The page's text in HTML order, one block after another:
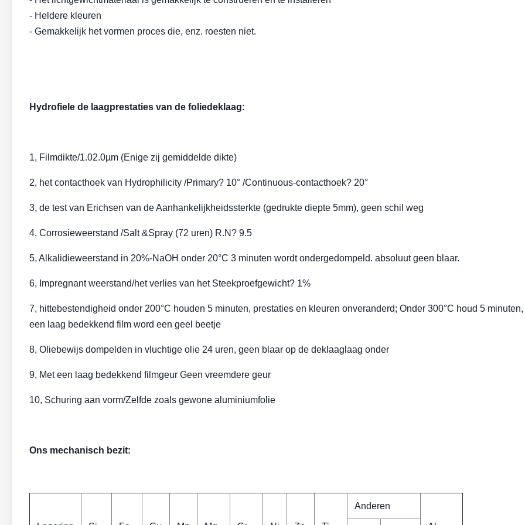
- Heldere kleuren
- Gemakkelijk het vormen proces die, enz. roesten niet.
Hydrofiele de laagprestaties van de foliedeklaag:
1, Filmdikte/1.02.0µm (Enige zij gemiddelde dikte)
2, het contacthoek van Hydrophilicity /Primary? 10° /Continuous-contacthoek? 20°
3, de test van Erichsen van de Aanhankelijkheidssterkte (gedrukte diepte 5mm), geen schil weg
4, Corrosieweerstand /Salt &Spray (72 uren) R.N? 9.5
5, Alkalidieweerstand in 20%-NaOH onder 20°C 3 minuten wordt ondergedompeld. absoluut geen blaar.
6, Impregnant weerstand/het verlies van het Steekproefgewicht? 1%
7, hittebestendigheid onder 200°C houden 5 minuten, prestaties en kleuren onveranderd; Onder 300°C houd 5 minuten,
een laag bedekkend film word een geel beetje
8, Oliebewijs dompelden in vluchtige olie 24 uren, geen blaar op de deklaaglaag onder
9, Met een laag bedekkend filmgeur Geen vreemdere geur
10, Schuring aan vorm/Zelfde zoals gewone aluminiumfolie
Ons mechanisch bezit:
Anderen